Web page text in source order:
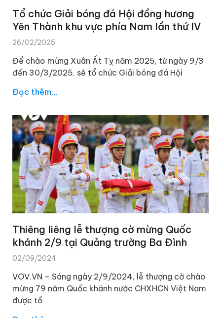
Tổ chức Giải bóng đá Hội đồng hương
Yên Thành khu vực phía Nam lần thứ IV
26/02/2025
Để chào mừng Xuân Ất Tỵ năm 2025, từ ngày 9/3
đến 30/3/2025, sẽ tổ chức Giải bóng đá Hội
Đọc thêm...
Thiêng liêng lễ thượng cờ mừng Quốc
khánh 2/9 tại Quảng trường Ba Đình
02/09/2024
VOV.VN – Sáng ngày 2/9/2024, lễ thượng cờ chào
mừng 79 năm Quốc khánh nước CHXHCN Việt Nam
được tổ